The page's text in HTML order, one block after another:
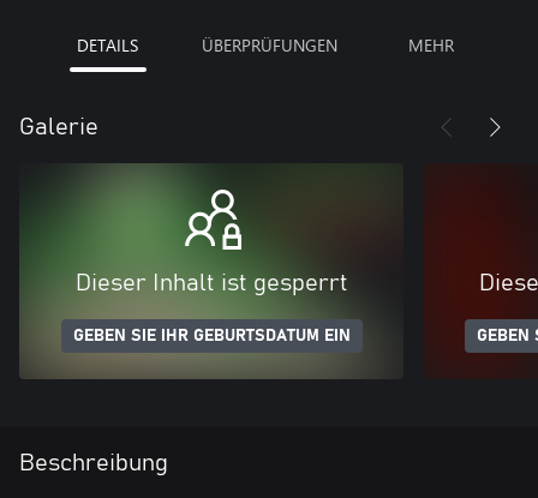
DETAILS ÜBERPRÜFUNGEN MEHR
Galerie
Dieser Inhalt ist gesperrt
GEBEN SIE IHR GEBURTSDATUM EIN GEBEN
Beschreibung